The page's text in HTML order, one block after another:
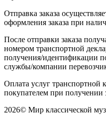
Отправка заказа
оформления заказа при
После отправки заказа
номером транспортной
получения/идентификации
службы/компании
Оплата услуг транспортной
покупателем при получении
2026© Мир классической